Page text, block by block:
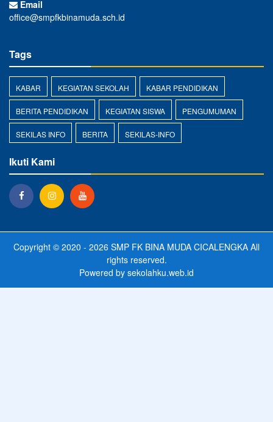
Email
office@smpfkbinamuda.sch.id
Tags
KABAR KEGIATAN SEKOLAH KABAR PENDIDIKAN
BERITA PENDIDIKAN KEGIATAN SISWA PENGUMUMAN
SEKILAS INFO BERITA SEKILAS-INFO
Ikuti Kami
Copyright © 2020 - 2026 SMP FK BINA MUDA CICALENGKA All
rights reserved.
Powered by sekolahku.web.id